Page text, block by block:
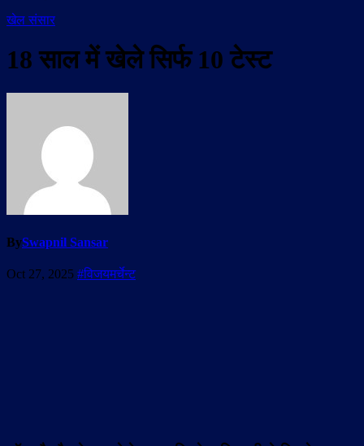
खेल संसार
18 साल में खेले सिर्फ 10 टेस्ट
BySwapnil Sansar
Oct 27, 2025 #विजयमर्चेन्ट